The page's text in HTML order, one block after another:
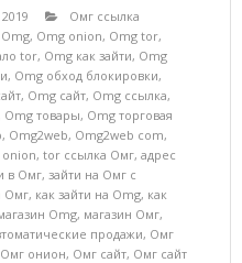
Омг ссылка
Omg, Omg onion, Omg tor,
tor, Omg как зайти, Omg
, Omg обход блокировки,
, Omg сайт, Omg ссылка,
Omg товары, Omg торговая
, Omg2web, Omg2web com,
, tor ссылка Омг, адрес
в Омг, зайти на Омг с
Омг, как зайти на Omg, как
Omg, магазин Омг,
продажи, Омг
Омг онион, Омг сайт, Омг сайт